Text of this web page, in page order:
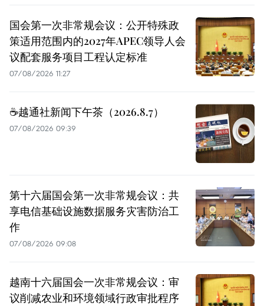
国会第一次非常规会议：公开特殊政
策适用范围内的2027年APEC领导人会
议配套服务项目工程认定标准
07/08/2026 11:27
☕️越通社新闻下午茶（2026.8.7）
07/08/2026 09:39
第十六届国会第一次非常规会议：共
享电信基础设施数据服务灾害防治工
作
07/08/2026 09:08
越南十六届国会一次非常规会议：审
议削减农业和环境领域行政审批程序